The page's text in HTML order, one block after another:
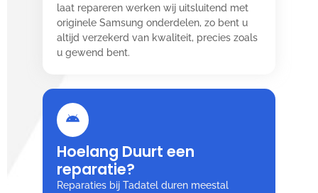
laat repareren werken wij uitsluitend met
originele Samsung onderdelen, zo bent u
altijd verzekerd van kwaliteit, precies zoals
u gewend bent.
Hoelang Duurt een
reparatie?
Reparaties bij Tadatel duren meestal